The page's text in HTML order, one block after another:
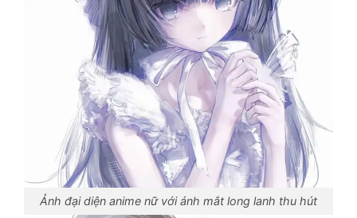
Ảnh đại diện anime nữ với ánh mắt long lanh thu hút